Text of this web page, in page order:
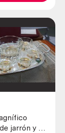
jarrón y 6